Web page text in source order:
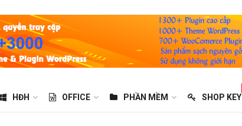
HĐH OFFICE PHẦN MỀM SHOP KEY